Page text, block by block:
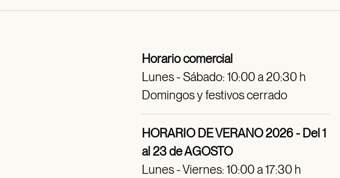
Horario comercial
Lunes - Sábado: 10:00 a 20:30 h
Domingos y festivos cerrado
HORARIO DE VERANO 2026 - Del 1
al 23 de AGOSTO
Lunes - Viernes: 10:00 a 17:30 h